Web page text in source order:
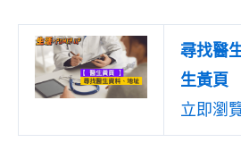
尋找醫
生黃頁
立即瀏